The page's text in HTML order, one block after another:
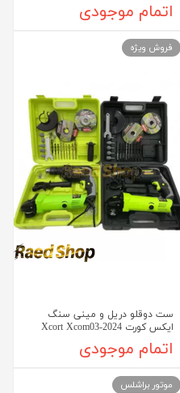
اتمام موجودی
ست دوقلو دریل و مینی سنگ
ایکس کورت Xcort Xcom03-2024
اتمام موجودی
فروش ویژه
موتور براشلس